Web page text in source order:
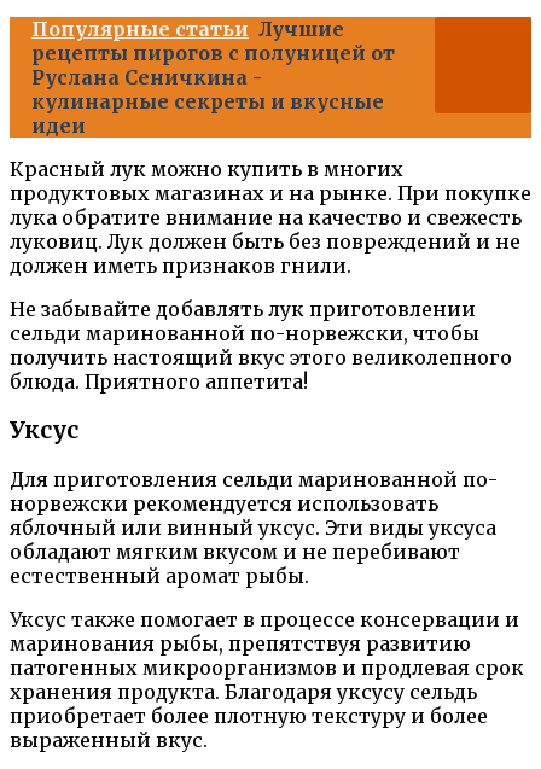
Популярные статьи Лучшие
рецепты пирогов с полуницей от
Руслана Сеничкина -
кулинарные секреты и вкусные
идеи
Красный лук можно купить в многих
продуктовых магазинах и на рынке. При покупке
лука обратите внимание на качество и свежесть
луковиц. Лук должен быть без повреждений и не
должен иметь признаков гнили.
Не забывайте добавлять лук приготовлении
сельди маринованной по-норвежски, чтобы
получить настоящий вкус этого великолепного
блюда. Приятного аппетита!
Уксус
Для приготовления сельди маринованной по-
норвежски рекомендуется использовать
яблочный или винный уксус. Эти виды уксуса
обладают мягким вкусом и не перебивают
естественный аромат рыбы.
Уксус также помогает в процессе консервации и
маринования рыбы, препятствуя развитию
патогенных микроорганизмов и продлевая срок
хранения продукта. Благодаря уксусу сельдь
приобретает более плотную текстуру и более
выраженный вкус.